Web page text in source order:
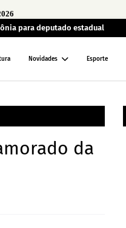
para deputado estadual
Novidades Esporte
da